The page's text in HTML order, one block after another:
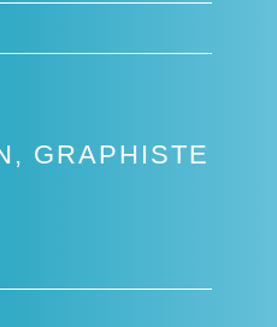
GRAPHISTE